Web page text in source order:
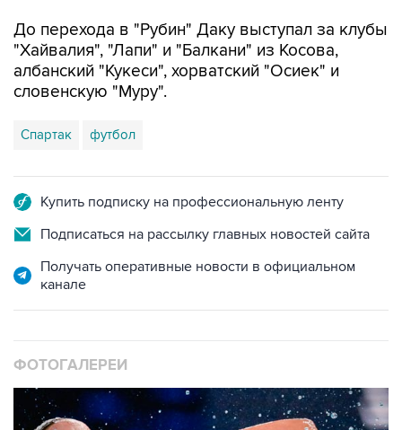
До перехода в "Рубин" Даку выступал за клубы
"Хайвалия", "Лапи" и "Балкани" из Косова,
албанский "Кукеси", хорватский "Осиек" и
словенскую "Муру".
Спартак футбол
Купить подписку на профессиональную ленту
Подписаться на рассылку главных новостей сайта
Получать оперативные новости в официальном
канале
ФОТОГАЛЕРЕИ